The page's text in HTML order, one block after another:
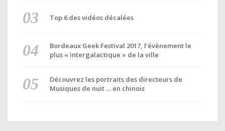
Top 6 des vidéos décalées
Bordeaux Geek Festival 2017, l’évènement le
plus « intergalactique » de la ville
Découvrez les portraits des directeurs de
Musiques de nuit … en chinois